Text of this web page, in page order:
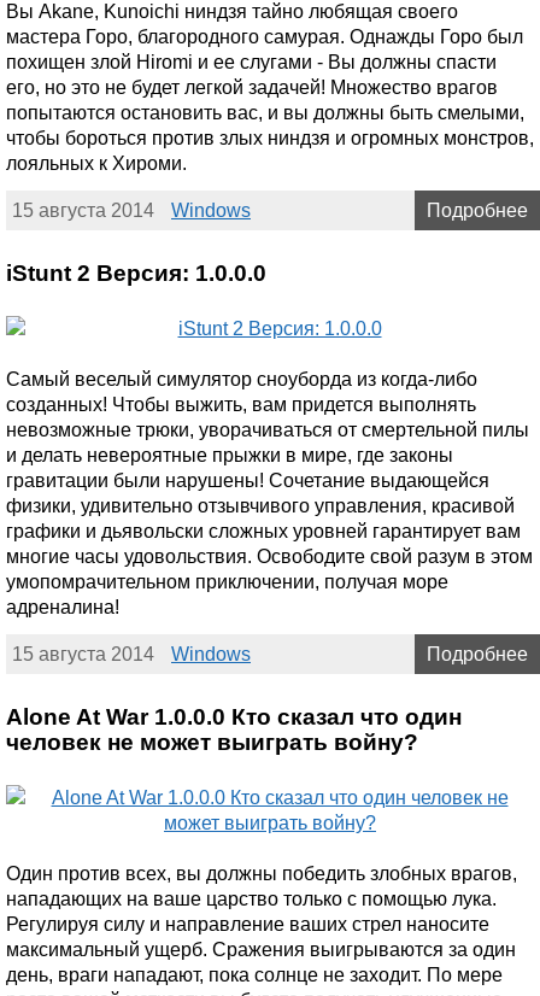
Вы Akane, Kunoichi ниндзя тайно любящая своего
мастера Горо, благородного самурая. Однажды Горо был
похищен злой Hiromi и ее слугами - Вы должны спасти
его, но это не будет легкой задачей! Множество врагов
попытаются остановить вас, и вы должны быть смелыми,
чтобы бороться против злых ниндзя и огромных монстров,
лояльных к Хироми.
15 августа 2014 Windows Подробнее
iStunt 2 Версия: 1.0.0.0
Самый веселый симулятор сноуборда из когда-либо
созданных! Чтобы выжить, вам придется выполнять
невозможные трюки, уворачиваться от смертельной пилы
и делать невероятные прыжки в мире, где законы
гравитации были нарушены! Сочетание выдающейся
физики, удивительно отзывчивого управления, красивой
графики и дьявольски сложных уровней гарантирует вам
многие часы удовольствия. Освободите свой разум в этом
умопомрачительном приключении, получая море
адреналина!
15 августа 2014 Windows Подробнее
Alone At War 1.0.0.0 Кто сказал что один
человек не может выиграть войну?
Один против всех, вы должны победить злобных врагов,
нападающих на ваше царство только с помощью лука.
Регулируя силу и направление ваших стрел наносите
максимальный ущерб. Сражения выигрываются за один
день, враги нападают, пока солнце не заходит. По мере